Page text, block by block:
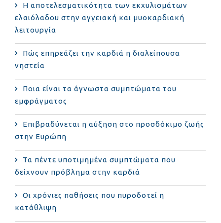
Η αποτελεσματικότητα των εκχυλισμάτων
ελαιόλαδου στην αγγειακή και μυοκαρδιακή
λειτουργία
Πώς επηρεάζει την καρδιά η διαλείπουσα
νηστεία
Ποια είναι τα άγνωστα συμπτώματα του
εμφράγματος
Επιβραδύνεται η αύξηση στο προσδόκιμο ζωής
στην Ευρώπη
Τα πέντε υποτιμημένα συμπτώματα που
δείχνουν πρόβλημα στην καρδιά
Οι χρόνιες παθήσεις που πυροδοτεί η
κατάθλιψη